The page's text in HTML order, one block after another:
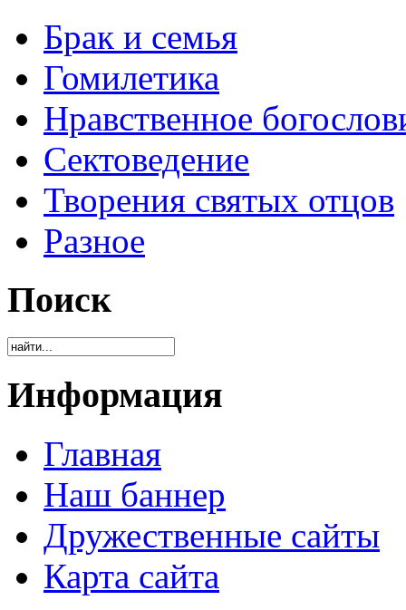
Брак и семья
Гомилетика
Нравственное
Сектоведение
Творения святых отцов
Разное
Поиск
Информация
Главная
Наш баннер
Дружественные сайты
Карта сайта